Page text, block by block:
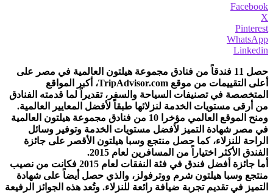
Facebook
X
Pinterest
WhatsApp
Linkedin
حصل 11 فندقاً من فنادق مجموعة هيلتون العالمية في مصر على
أعلى التقييمات من موقع TripAdvisor.com، أكبر المواقع
المتخصصة في تصنيفات السياحة والسفر، تقديراً لما قدمته الفنادق
من أرقى مستويات الخدمة لنزلائها طبقاً لأفضل المعايير العالمية.
ومنح الموقع العالمي مؤخرا 10 من فنادق مجموعة هيلتون العالمية
في مصر شهادة التميز لأفضل مستويات الخدمة وتوفير وسائل
الراحة للنزلاء، كما حصل منتجع وسبا هيلتون الأقصر على جائزة
الفندق الأكثر اختياراً من المسافرين لعام 2015.
أما جائزة أفضل فندق في فئة النفقات لعام 2015 فكانت من نصيب
منتجع وسبا هيلتون شرم ووترفولز، والذي حصل أيضاً على شهادة
التميز في تقديم تجربة ضيافة رائعة للنزلاء. وتُعد هذه الجوائز الرفيعة